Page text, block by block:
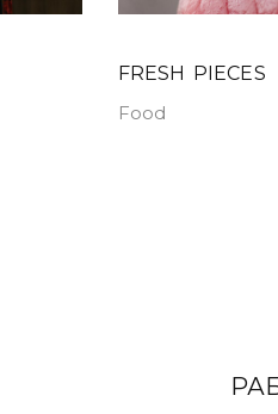
FRESH PIECES
Food